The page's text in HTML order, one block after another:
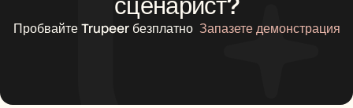
Пробвайте Trupeer безплатно Запазете демонстрация